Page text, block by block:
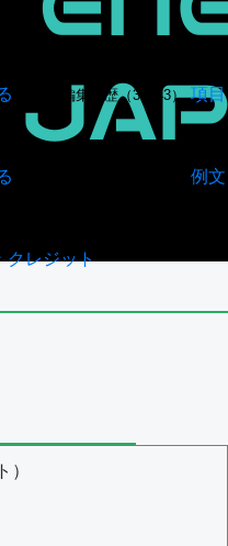
項目の編集履歴（34943） 項目
例文
クレジット